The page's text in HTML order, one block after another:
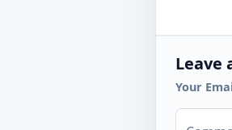
Leave
Your